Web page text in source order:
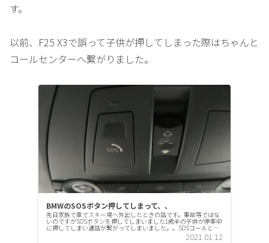
す。
以前、F25 X3で誤って子供が押してしまった際はちゃんと
コールセンターへ繋がりました。
BMWのSOSボタン押してしまって、、
先日家族で車でスキー場へ外出したときの話です。事故等ではな
いのですがSOSボタンを押してしまいました1歳半の子供が停車中
に押してしまい通話が繋がってしまいました。。SOSコールとは
BMW SOS コールBMW SOS コールは車両の衝突や横...2021.01.12